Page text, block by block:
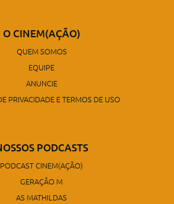
O CINEM(AÇÃO)
QUEM SOMOS
EQUIPE
ANUNCIE
PRIVACIDADE E TERMOS DE USO
PODCASTS
PODCAST CINEM(AÇÃO)
GERAÇÃO M
AS MATHILDAS